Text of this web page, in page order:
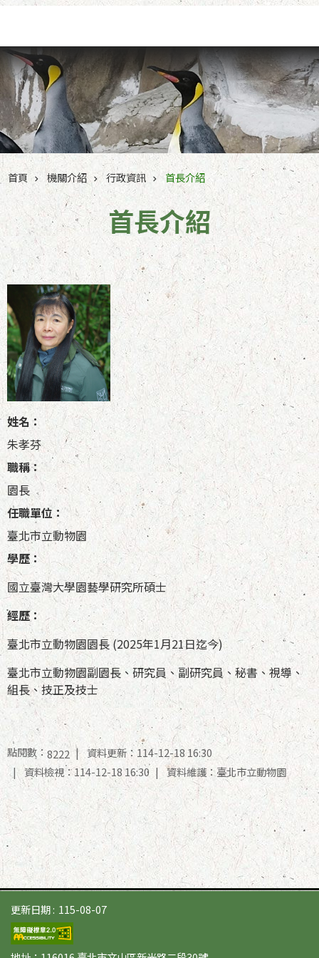
首頁 機關介紹 行政資訊 首長介紹
首長介紹
姓名：
朱孝芬
職稱：
園長
任職單位：
臺北市立動物園
學歷：
國立臺灣大學園藝學研究所碩士
經歷：
臺北市立動物園園長 (2025年1月21日迄今)
臺北市立動物園副園長、研究員、副研究員、秘書、視導、
組長、技正及技士
點閱數：8222
資料更新：114-12-18 16:30
資料檢視：114-12-18 16:30
資料維護：臺北市立動物園
更新日期 115-08-07